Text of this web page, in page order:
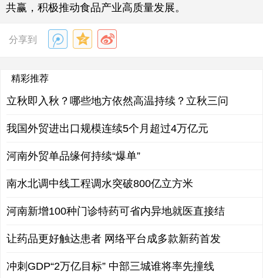
共赢，积极推动食品产业高质量发展。
分享到
精彩推荐
立秋即入秋？哪些地方依然高温持续？立秋三问
我国外贸进出口规模连续5个月超过4万亿元
河南外贸单品缘何持续“爆单”
南水北调中线工程调水突破800亿立方米
河南新增100种门诊特药可省内异地就医直接结
让药品更好触达患者 网络平台成多款新药首发
冲刺GDP“2万亿目标” 中部三城谁将率先撞线